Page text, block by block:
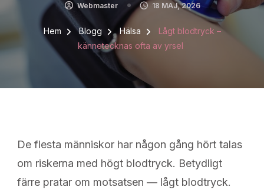
Webmaster 18 MAJ, 2026
Hem Blogg Hälsa
Lågt blodtryck –
kännetecknas ofta av yrsel
De flesta människor har någon gång hört talas
om riskerna med högt blodtryck. Betydligt
färre pratar om motsatsen — lågt blodtryck.